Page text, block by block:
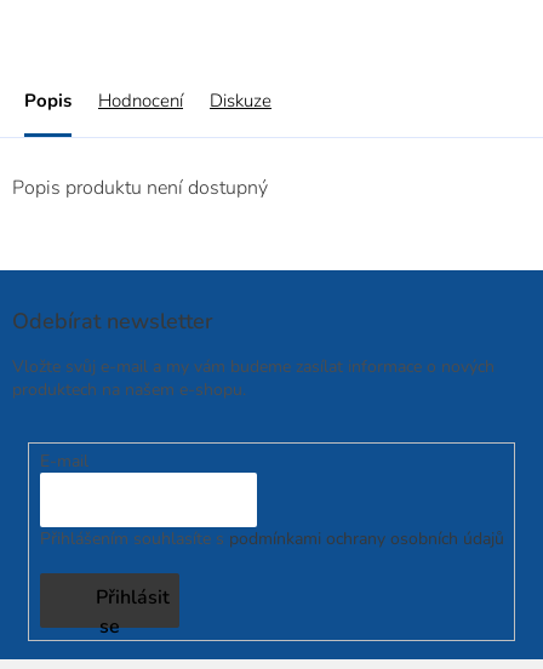
Popis Hodnocení Diskuze
Popis produktu není dostupný
Odebírat newsletter
Vložte svůj e-mail a my vám budeme zasílat informace o nových
produktech na našem e-shopu.
E-mail
Přihlášením souhlasíte s podmínkami ochrany osobních údajů
Přihlásit
se